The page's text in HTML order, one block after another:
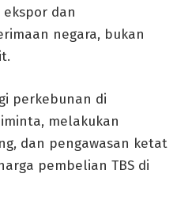
dan
negara, bukan
perkebunan di
melakukan
dan pengawasan ketat
pembelian TBS di